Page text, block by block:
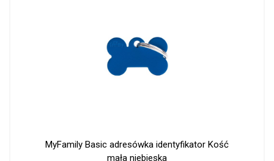
MyFamily Basic adresówka identyfikator Kość
mała niebieska